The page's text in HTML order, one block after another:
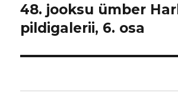
48. jooksu ümber
pildigalerii, 6. osa